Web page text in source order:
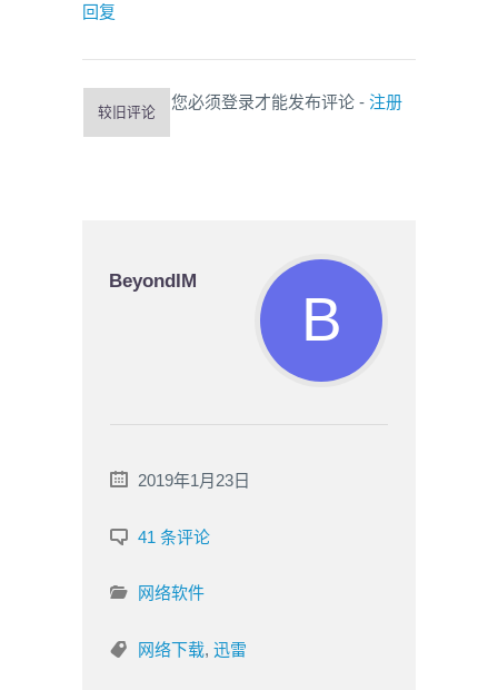
回复
较旧评论
您必须登录才能发布评论 - 注册
BeyondIM
2019年1月23日
41 条评论
网络软件
网络下载, 迅雷